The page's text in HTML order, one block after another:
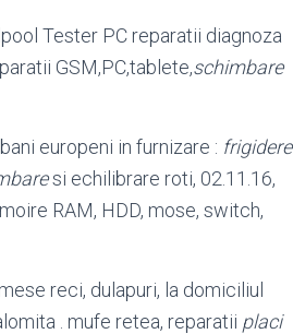
Tester PC reparatii diagnoza
GSM,PC,tablete,schimbare
europeni in furnizare : frigidere
si echilibrare roti, 02.11.16,
RAM, HDD, mose, switch,
reci, dulapuri, la domiciliul
. mufe retea, reparatii placi